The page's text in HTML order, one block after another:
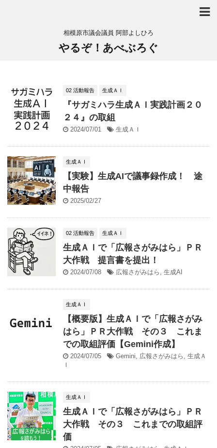
相模原市議会議員 阿部よしひろ
やるぞ！あべぶろぐ
02 活動報告 生成ＡＩ
『サガミハラ生成ＡＩ実践計画２０
２４』の取組
2024/07/01 生成ＡＩ
生成ＡＩ
【実験】生成AIで議事録作成！ 途
中報告
2025/02/27
02 活動報告 生成ＡＩ
生成ＡＩで「広報さがみはら」ＰＲ
大作戦 提言書を提出！
2024/07/08 広報さがみはら , 生成AI
生成ＡＩ
【概要版】生成ＡＩで「広報さがみ
はら」ＰＲ大作戦 その３ これま
での取組評価【Gemini作成】
2024/07/05 Gemini, 広報さがみはら , 生成Ａ
Ｉ
生成ＡＩ
生成ＡＩで「広報さがみはら」ＰＲ
大作戦 その３ これまでの取組評
価